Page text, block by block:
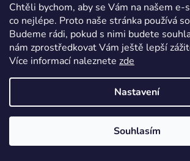
Chtěli bychom, aby se Vám na našem e-
co nejlépe. Proto naše stránka používá
Budeme rádi, pokud s nimi budete
nám zprostředkovat Vám ještě lepší
Více informací naleznete zde
Nastavení
Souhlasím
73 Kč
95 Kč
(–23 %)
Měrná
cena:
1,46 Kč / 1 g
DO KOŠÍKU
Kopřiva přispívá k
kardiovaskulárního
Čaj má